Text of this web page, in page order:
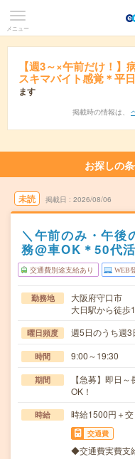
メニュー
【週3～×午前だけ！】
スキマバイト感覚＊平
ます
掲載時の情報は、
お探しの
未読 掲載日 2026/08/06
＼午前のみ・午後
務@車OK＊50代
交通費別途支給あり WEB
勤務地
大阪府守口市
大日駅から徒歩
曜日頻度 週5日のうち週3
時間 9:00～19:30
期間
【急募】即日
OK！
時給 時給1500円＋交
交通費
◆交通費実費支